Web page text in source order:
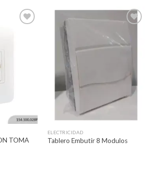
TOMA
Añadir
ELECTRICIDAD
Tablero Embutir 8 Modulos